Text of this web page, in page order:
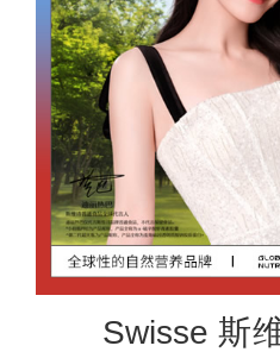
Swisse 斯